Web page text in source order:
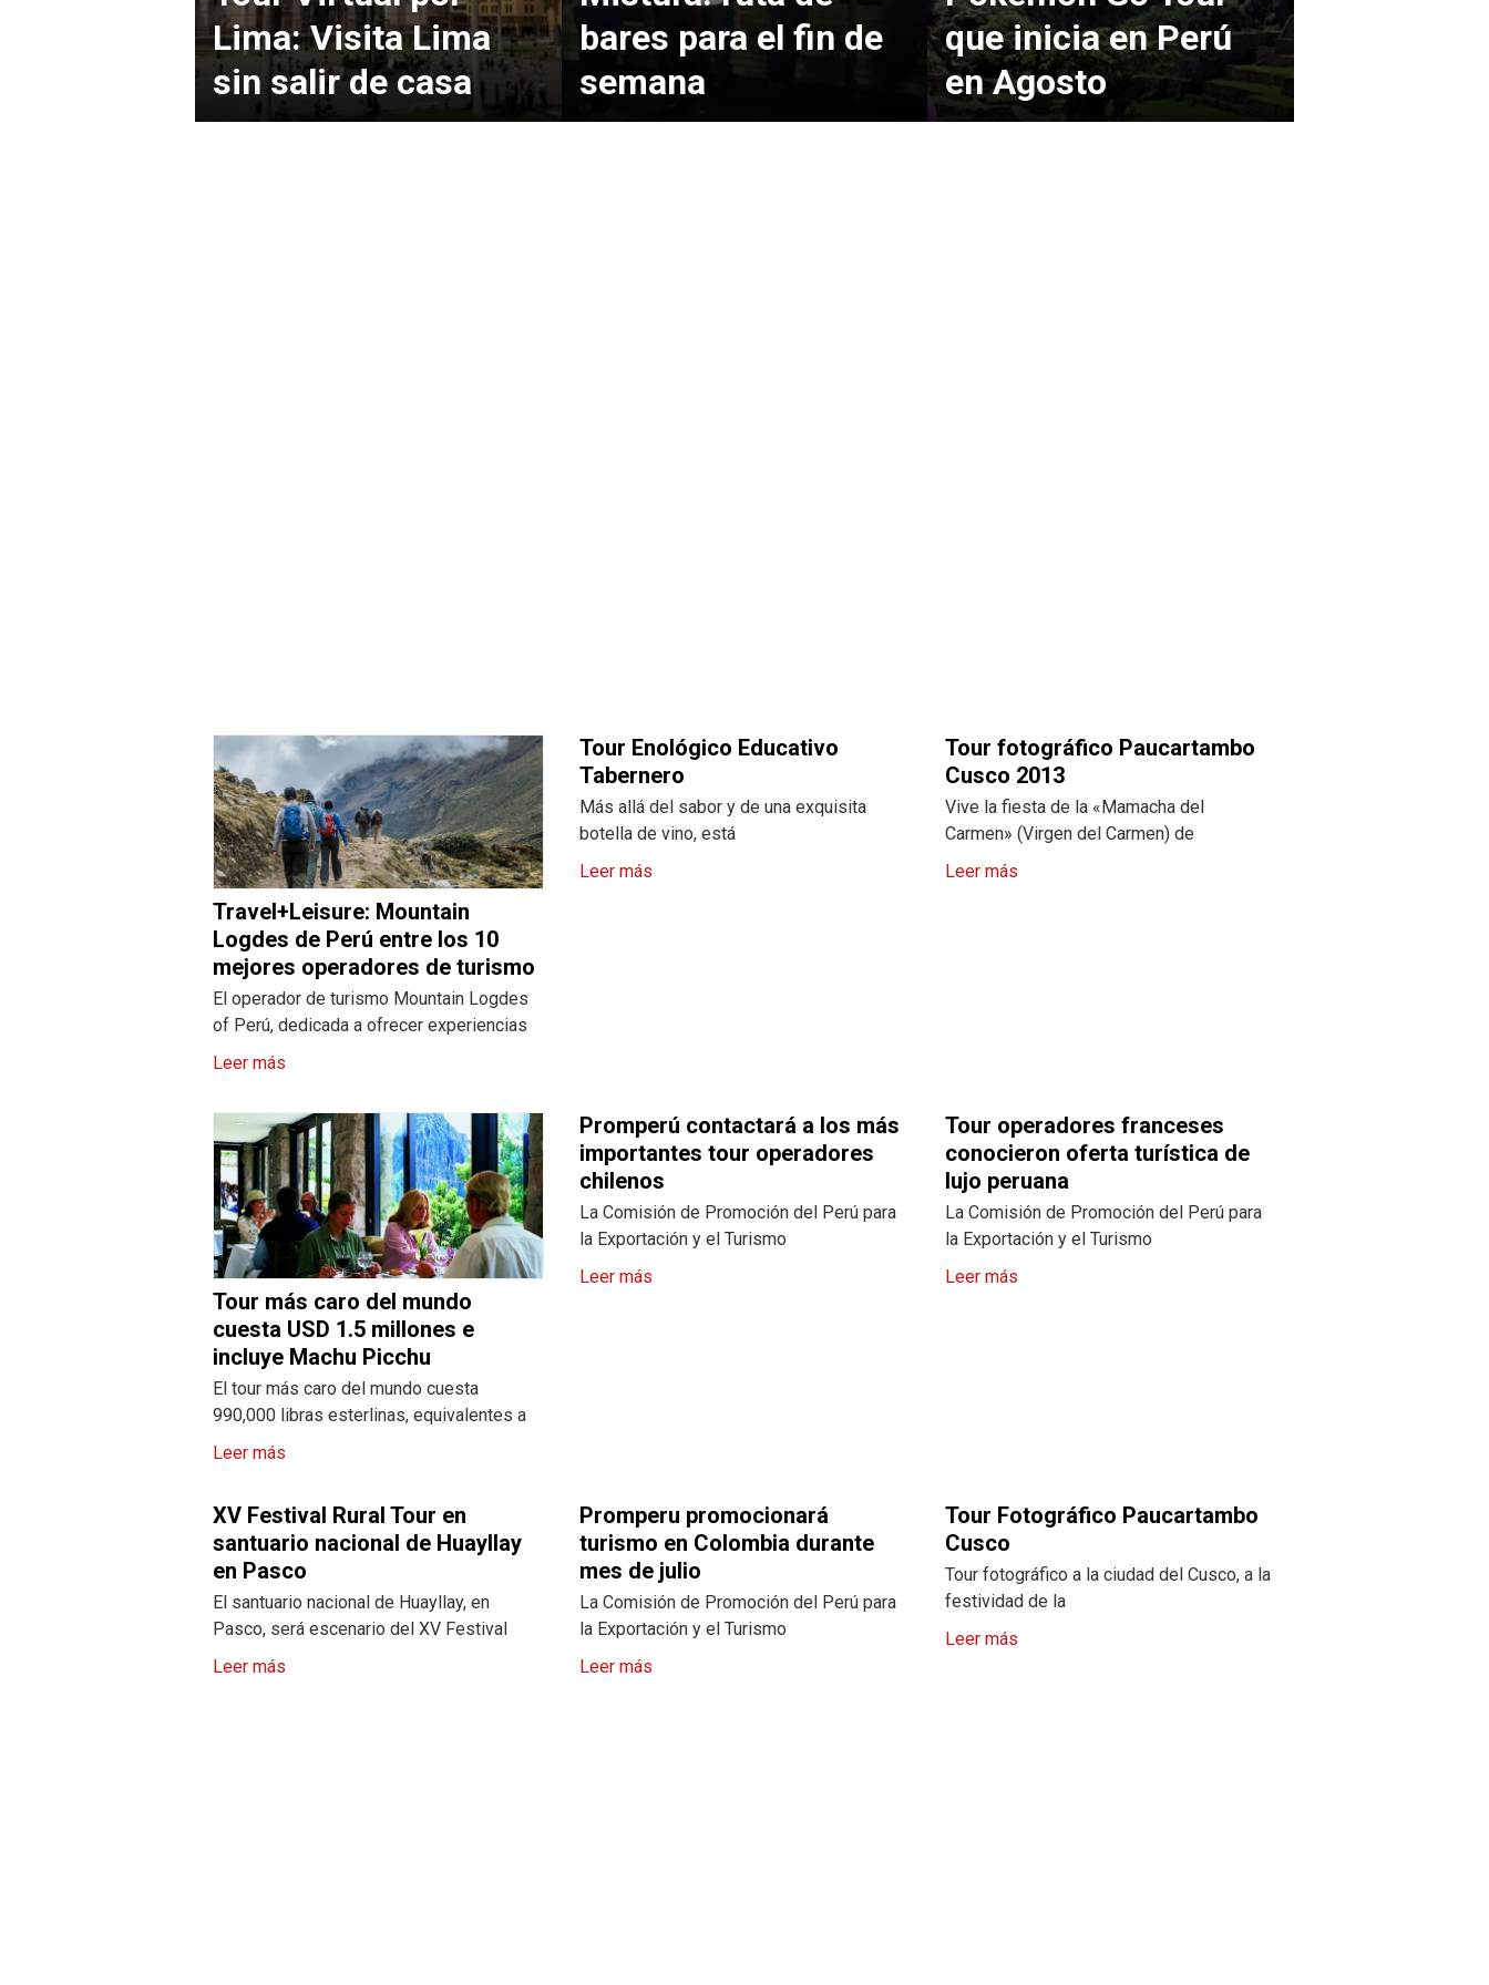
Lima: Visita Lima
sin salir de casa
bares para el fin de
semana
que inicia en Perú
en Agosto
Travel+Leisure: Mountain
Logdes de Perú entre los 10
mejores operadores de turismo
El operador de turismo Mountain Logdes
of Perú, dedicada a ofrecer experiencias
Leer más
Tour Enológico Educativo
Tabernero
Más allá del sabor y de una exquisita
botella de vino, está
Leer más
Tour fotográfico Paucartambo
Cusco 2013
Vive la fiesta de la «Mamacha del
Carmen» (Virgen del Carmen) de
Leer más
Tour más caro del mundo
cuesta USD 1.5 millones e
incluye Machu Picchu
El tour más caro del mundo cuesta
990,000 libras esterlinas, equivalentes a
Leer más
Promperú contactará a los más
importantes tour operadores
chilenos
La Comisión de Promoción del Perú para
la Exportación y el Turismo
Leer más
Tour operadores franceses
conocieron oferta turística de
lujo peruana
La Comisión de Promoción del Perú para
la Exportación y el Turismo
Leer más
XV Festival Rural Tour en
santuario nacional de Huayllay
en Pasco
El santuario nacional de Huayllay, en
Pasco, será escenario del XV Festival
Leer más
Promperu promocionará
turismo en Colombia durante
mes de julio
La Comisión de Promoción del Perú para
la Exportación y el Turismo
Leer más
Tour Fotográfico Paucartambo
Cusco
Tour fotográfico a la ciudad del Cusco, a la
festividad de la
Leer más